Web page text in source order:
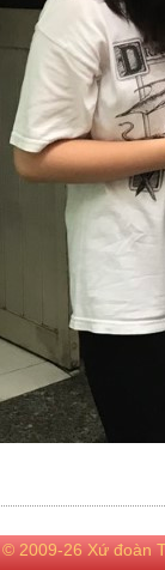
© 2009-26 Xứ đoàn